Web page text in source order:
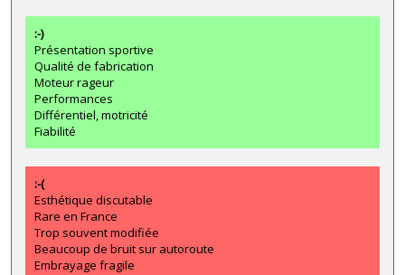
:-)
Présentation sportive
Qualité de fabrication
Moteur rageur
Performances
Différentiel, motricité
Fiabilité
:-(
Esthétique discutable
Rare en France
Trop souvent modifiée
Beaucoup de bruit sur autoroute
Embrayage fragile